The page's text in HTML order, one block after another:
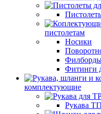
пистолетам
Носики
Фитинги
комплектующие
Рукава